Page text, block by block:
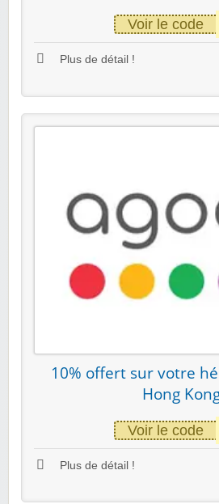
Voir le code
Plus de détail !
10% offert sur votre
Hong
Voir le code
Plus de détail !